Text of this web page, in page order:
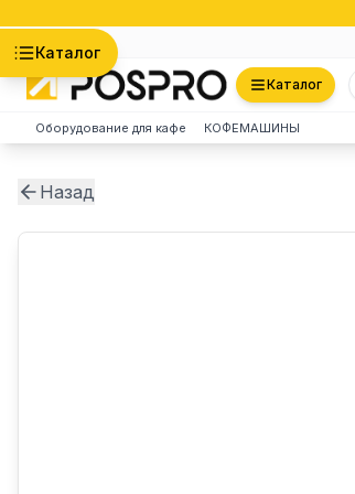
Каталог
Каталог
Оборудование для кафе КОФЕМАШИНЫ
Назад